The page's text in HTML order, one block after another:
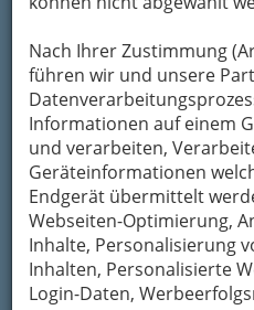
Nach Ihrer Zustimmung
führen wir und unsere
Informationen auf einem
und verarbeiten,
Geräteinformationen
Endgerät übermittelt
Webseiten-Optimierung,
Inhalte, Personalisierung
Inhalten, Personalisierte
Login-Daten,
Navigation